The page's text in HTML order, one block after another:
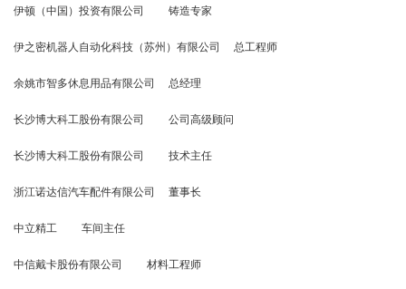
伊顿（中国）投资有限公司 铸造专家
伊之密机器人自动化科技（苏州）有限公司 总工程师
余姚市智多休息用品有限公司 总经理
长沙博大科工股份有限公司 公司高级顾问
长沙博大科工股份有限公司 技术主任
浙江诺达信汽车配件有限公司 董事长
中立精工 车间主任
中信戴卡股份有限公司 材料工程师